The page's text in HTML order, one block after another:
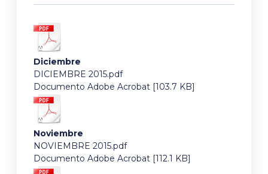
Diciembre
DICIEMBRE 2015.pdf
Documento Adobe Acrobat [103.7 KB]
Noviembre
NOVIEMBRE 2015.pdf
Documento Adobe Acrobat [112.1 KB]